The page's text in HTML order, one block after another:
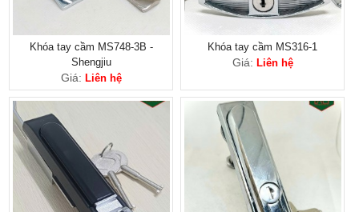
Khóa tay cầm MS748-3B -
Shengjiu
Giá: Liên hệ
Khóa tay cầm MS316-1
Giá: Liên hệ